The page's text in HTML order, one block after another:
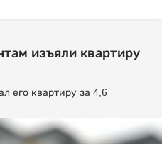
изъяли квартиру
его квартиру за 4,6